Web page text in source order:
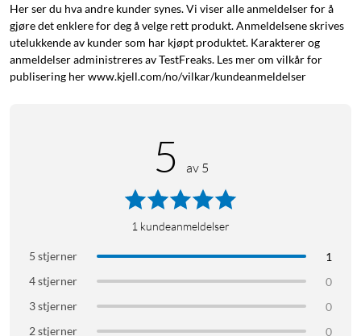
holdbare utskrifter. Tekst og grafikk tåler vann,
markeringspenner og smuss uten å falme. Det hurtigtørkende
blekket reduserer risikoen for smuss, noe som gjør det spesielt
egnet for tosidig utskrift.
Multipakken inneholder fire separate patroner i
trenger du bare bytte den som er tom. Trenger du å skrive ut
Kompatible skrivere
Epson WorkForce WF-7310DTW, WF-7830DTWF, WF-
Her ser du hva andre kunder synes. Vi viser alle anmeldelser for å
gjøre det enklere for deg å velge rett produkt. Anmeldelsene skrives
utelukkende av kunder som har kjøpt produktet. Karakterer og
anmeldelser administreres av TestFreaks. Les mer om vilkår for
publisering her www.kjell.com/no/vilkar/kundeanmeldelser
5 av 5
1 kundeanmeldelser
5 stjerner
1
4 stjerner
0
3 stjerner
0
2 stjerner
0